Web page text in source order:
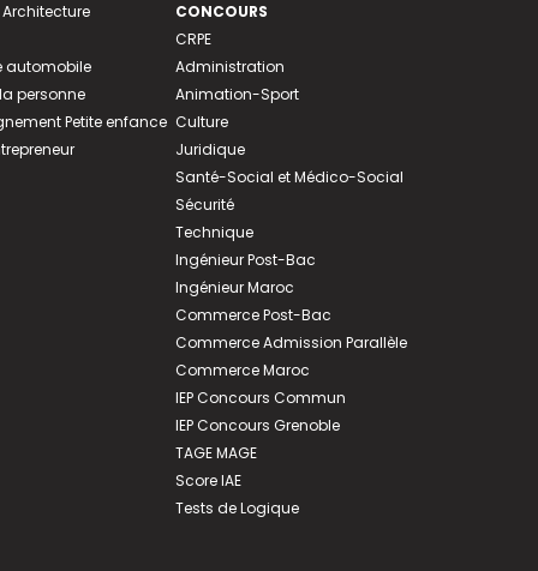
automobile
personne
Petite enfance
CONCOURS
CRPE
Administration
Animation-Sport
Culture
Juridique
Santé-Social et Médico-Social
Sécurité
Technique
Ingénieur Post-Bac
Ingénieur Maroc
Commerce Post-Bac
Commerce Admission Parallèle
Commerce Maroc
IEP Concours Commun
IEP Concours Grenoble
TAGE MAGE
Score IAE
Tests de Logique